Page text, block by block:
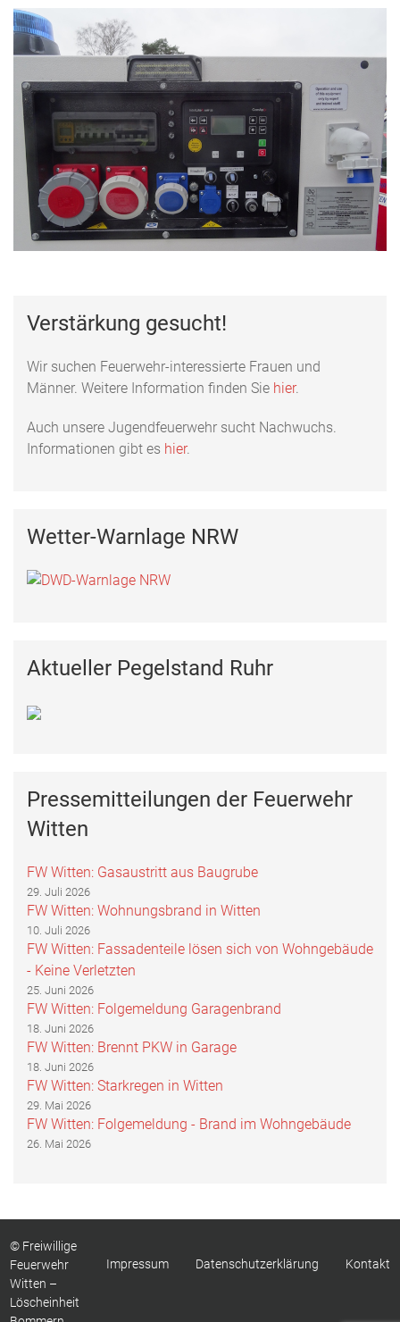
Verstärkung gesucht!
Wir suchen Feuerwehr-interessierte Frauen und
Männer. Weitere Information finden Sie hier.
Auch unsere Jugendfeuerwehr sucht Nachwuchs.
Informationen gibt es hier.
Wetter-Warnlage NRW
Aktueller Pegelstand Ruhr
Pressemitteilungen der Feuerwehr
Witten
FW Witten: Gasaustritt aus Baugrube
29. Juli 2026
FW Witten: Wohnungsbrand in Witten
10. Juli 2026
FW Witten: Fassadenteile lösen sich von Wohngebäude
- Keine Verletzten
25. Juni 2026
FW Witten: Folgemeldung Garagenbrand
18. Juni 2026
FW Witten: Brennt PKW in Garage
18. Juni 2026
FW Witten: Starkregen in Witten
29. Mai 2026
FW Witten: Folgemeldung - Brand im Wohngebäude
26. Mai 2026
© Freiwillige
Feuerwehr
Witten –
Löscheinheit
Impressum Datenschutzerklärung Kontakt